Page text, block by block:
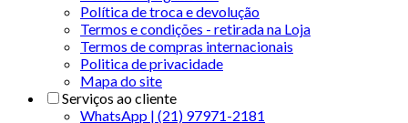
Política de troca e devolução
Termos e condições - retirada na Loja
Termos de compras internacionais
Politica de privacidade
Mapa do site
Serviços ao cliente
WhatsApp | (21) 97971-2181